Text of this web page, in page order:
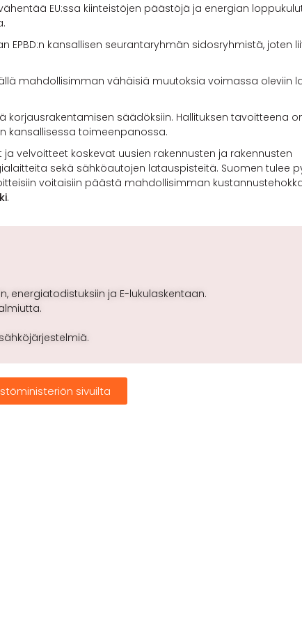
EU:ssa kiinteistöjen päästöjä ja energian
kansallisen seurantaryhmän sidosryhmistä, joten
mahdollisimman vähäisiä muutoksia voimassa oleviin
korjausrakentamisen säädöksiin. Hallituksen tavoitteena
kansallisessa toimeenpanossa.
velvoitteet koskevat uusien rakennusten ja rakennusten
sekä sähköautojen latauspisteitä. Suomen tulee
voitaisiin päästä mahdollisimman
.
energiatodistuksiin ja E-lukulaskentaan.
sivuilta